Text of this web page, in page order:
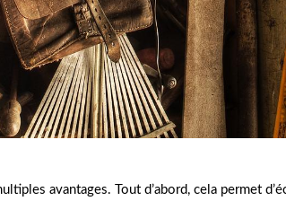
avantages. Tout d’abord, cela permet